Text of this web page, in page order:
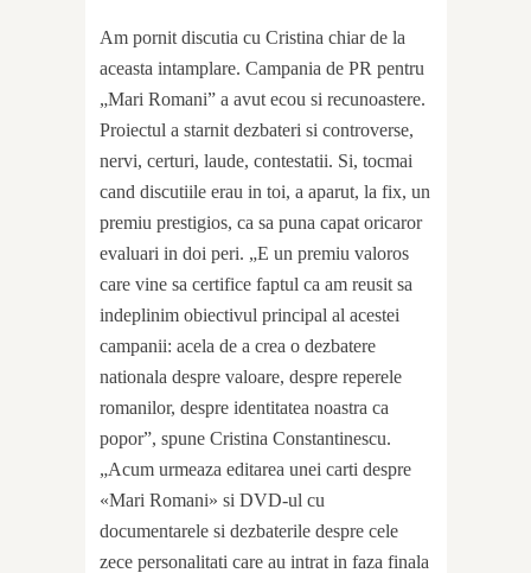
Am pornit discutia cu Cristina chiar de la
aceasta intamplare. Campania de PR pentru
„Mari Romani” a avut ecou si recunoastere.
Proiectul a starnit dezbateri si controverse,
nervi, certuri, laude, contestatii. Si, tocmai
cand discutiile erau in toi, a aparut, la fix, un
premiu prestigios, ca sa puna capat oricaror
evaluari in doi peri. „E un premiu valoros
care vine sa certifice faptul ca am reusit sa
indeplinim obiectivul principal al acestei
campanii: acela de a crea o dezbatere
nationala despre valoare, despre reperele
romanilor, despre identitatea noastra ca
popor”, spune Cristina Constantinescu.
„Acum urmeaza editarea unei carti despre
«Mari Romani» si DVD-ul cu
documentarele si dezbaterile despre cele
zece personalitati care au intrat in faza finala